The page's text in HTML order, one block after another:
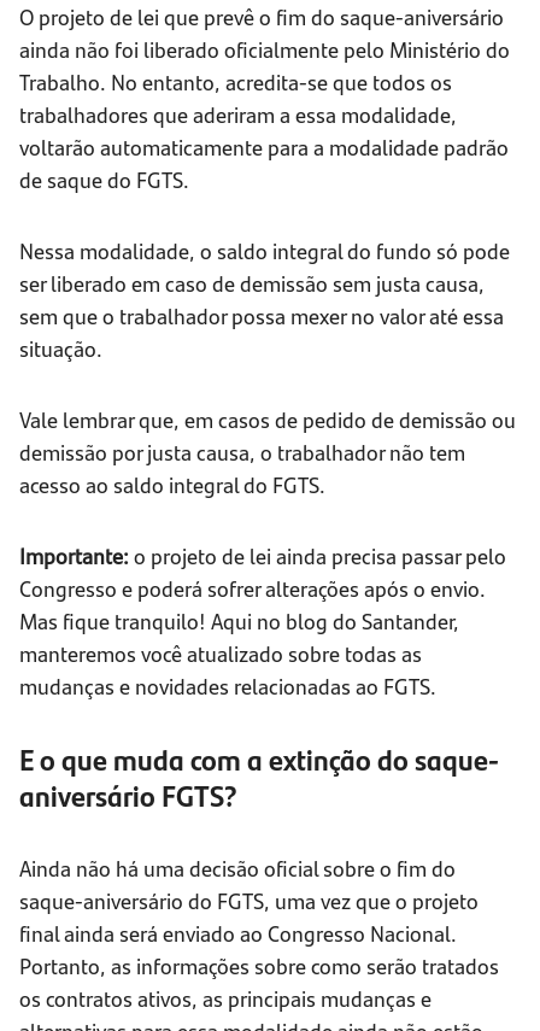
O projeto de lei que prevê o fim do saque-aniversário
ainda não foi liberado oficialmente pelo Ministério do
Trabalho. No entanto, acredita-se que todos os
trabalhadores que aderiram a essa modalidade,
voltarão automaticamente para a modalidade padrão
de saque do FGTS.
Nessa modalidade, o saldo integral do fundo só pode
ser liberado em caso de demissão sem justa causa,
sem que o trabalhador possa mexer no valor até essa
situação.
Vale lembrar que, em casos de pedido de demissão ou
demissão por justa causa, o trabalhador não tem
acesso ao saldo integral do FGTS.
Importante: o projeto de lei ainda precisa passar pelo
Congresso e poderá sofrer alterações após o envio.
Mas fique tranquilo! Aqui no blog do Santander,
manteremos você atualizado sobre todas as
mudanças e novidades relacionadas ao FGTS.
E o que muda com a extinção do saque-
aniversário FGTS?
Ainda não há uma decisão oficial sobre o fim do
saque-aniversário do FGTS, uma vez que o projeto
final ainda será enviado ao Congresso Nacional.
Portanto, as informações sobre como serão tratados
os contratos ativos, as principais mudanças e